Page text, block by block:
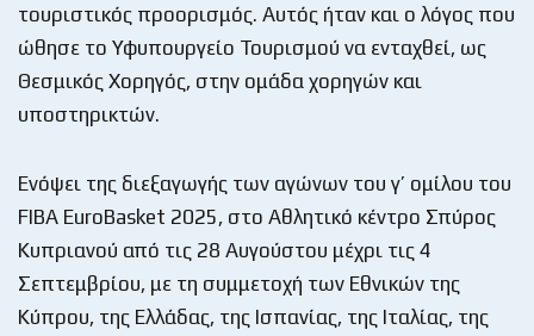
τουριστικός προορισμός. Αυτός ήταν και ο λόγος που
ώθησε το Υφυπουργείο Τουρισμού να ενταχθεί, ως
Θεσμικός Χορηγός, στην ομάδα χορηγών και
υποστηρικτών.
Ενόψει της διεξαγωγής των αγώνων του γ’ ομίλου του
FIBA EuroBasket 2025, στο Αθλητικό κέντρο Σπύρος
Κυπριανού από τις 28 Αυγούστου μέχρι τις 4
Σεπτεμβρίου, με τη συμμετοχή των Εθνικών της
Κύπρου, της Ελλάδας, της Ισπανίας, της Ιταλίας, της